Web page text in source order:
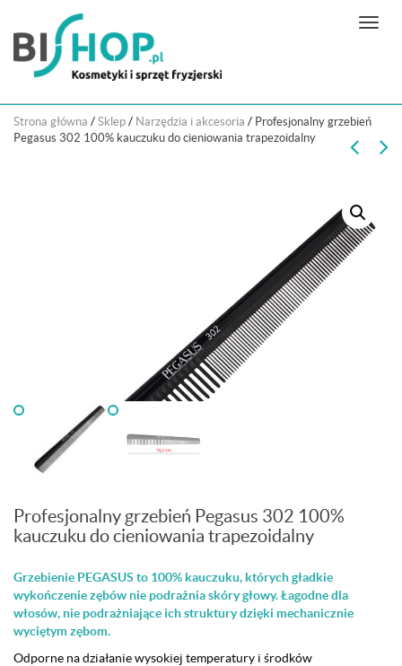
N
g
a
Strona główna / Sklep / Narzędzia i akcesoria / Profesjonalny grzebień
Pegasus 302 100% kauczuku do cieniowania trapezoidalny
Profesjonalny grzebień Pegasus 302 100%
kauczuku do cieniowania trapezoidalny
Grzebienie PEGASUS to 100% kauczuku, których gładkie
wykończenie zębów nie podrażnia skóry głowy.Łagodne dla
włosów, nie podrażniające ich struktury dzięki mechanicznie
wyciętym zębom.
Odporne na działanie wysokiej temperatury i środków